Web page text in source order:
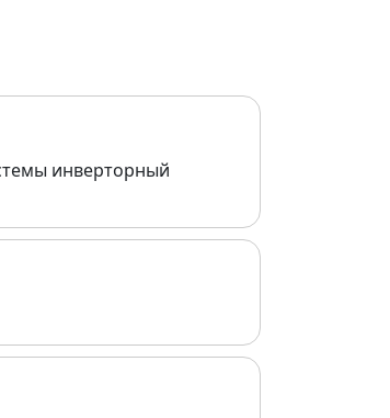
инверторный